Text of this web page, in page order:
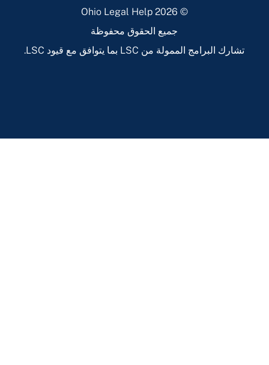
Page
Page
Page
Page
جميع الحقوق محفوظة
تشارك البرامج الممولة من LSC بما يتوافق مع قيود LSC.